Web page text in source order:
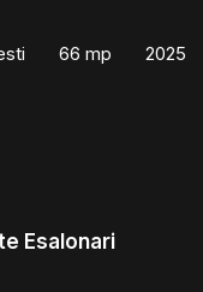
66 mp 2025
Esalonari